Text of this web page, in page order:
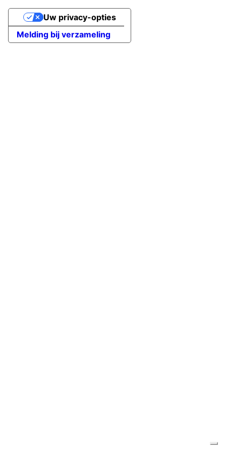
Melding bij verzameling
Uw privacy-opties